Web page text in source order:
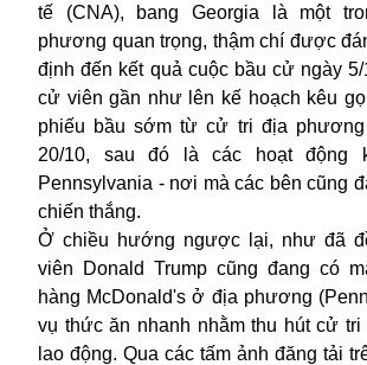
tế (CNA), bang Georgia là một
phương quan trọng, thậm chí được
định đến kết quả cuộc bầu cử ngày
cử viên gần như lên kế hoạch kêu
phiếu bầu sớm từ cử tri địa
20/10, sau đó là các hoạt động
Pennsylvania - nơi mà các bên cũng
chiến thắng.
Ở chiều hướng ngược lại, như đã
viên Donald Trump cũng đang có
hàng McDonald's ở địa phương
vụ thức ăn nhanh nhằm thu hút cử
lao động. Qua các tấm ảnh đăng tải